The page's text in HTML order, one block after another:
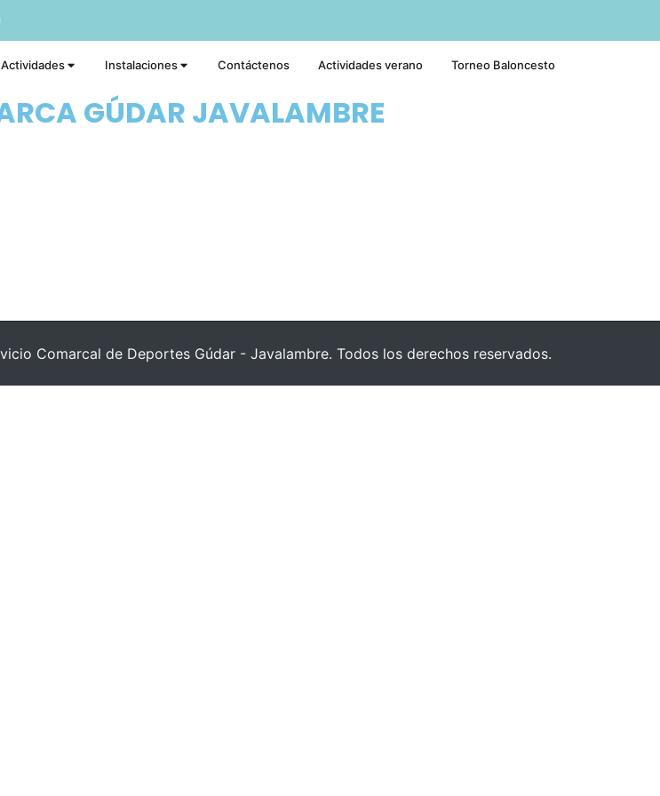
Actividades Instalaciones Contáctenos Actividades verano Torneo Baloncesto
GÚDAR JAVALAMBRE
Comarcal de Deportes Gúdar - Javalambre. Todos los derechos reservados.